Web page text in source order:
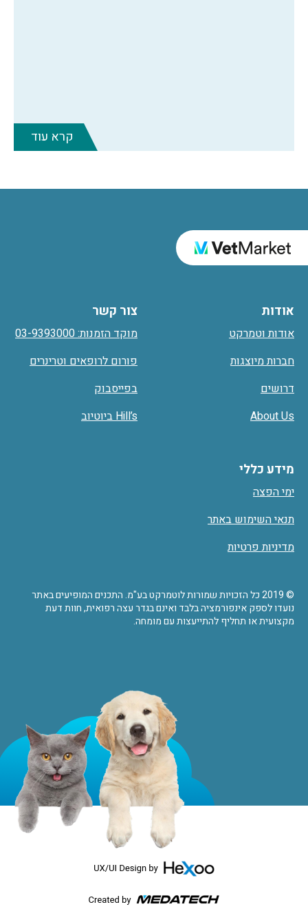
קרא עוד
אודות
אודות וטמרקט
חברות מיוצגות
דרושים
About Us
מידע כללי
ימי הפצה
תנאי השימוש באתר
מדיניות פרטיות
צור קשר
מוקד הזמנות: 03-9393000
פורום לרופאים וטרינרים
בפייסבוק
Hill’s ביוטיוב
© 2019 כל הזכויות שמורות לוטמרקט בע"מ. התכנים המופיעים באתר
נועדו לספק אינפורמציה בלבד ואינם בגדר עצה רפואית, חוות דעת
מקצועית או תחליף להתייעצות עם מומחה.